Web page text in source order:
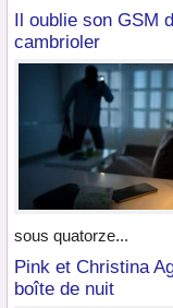
Il oublie son GSM
cambrioler
sous quatorze...
Pink et Christina
boîte de nuit